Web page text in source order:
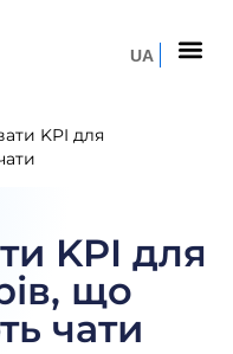
UA
KPI для
KPI для
що
чати